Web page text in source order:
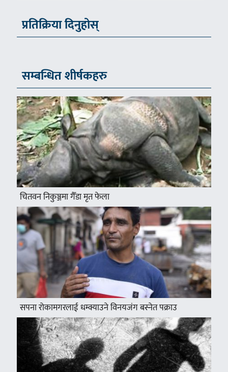
प्रतिक्रिया दिनुहोस्
सम्बन्धित शीर्षकहरु
चितवन निकुञ्जमा गैँडा मृत फेला
सपना रोकामगरलाई धम्क्याउने विनयजंग बस्नेत पक्राउ